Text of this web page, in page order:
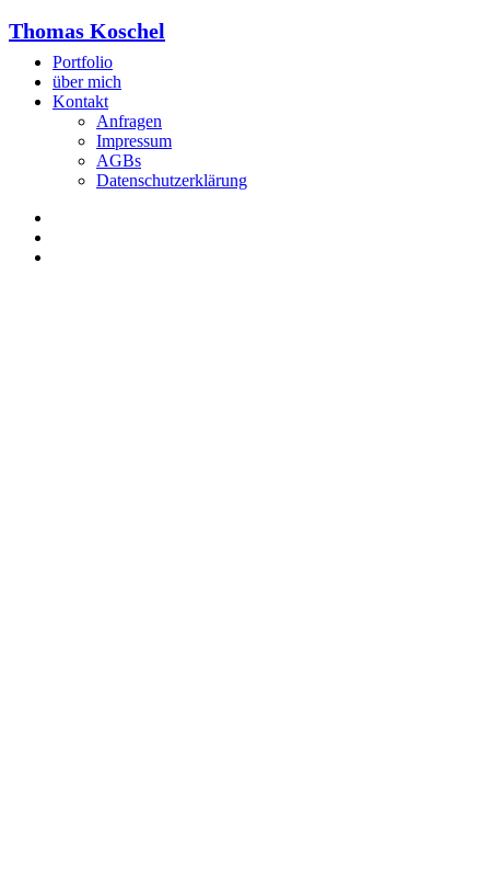
Thomas Koschel
Portfolio
über mich
Kontakt
Anfragen
Impressum
AGBs
Datenschutzerklärung